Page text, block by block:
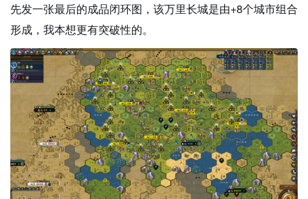
先发一张最后的成品闭环图，该万里长城是由+8个城市组合
形成，我本想更有突破性的。